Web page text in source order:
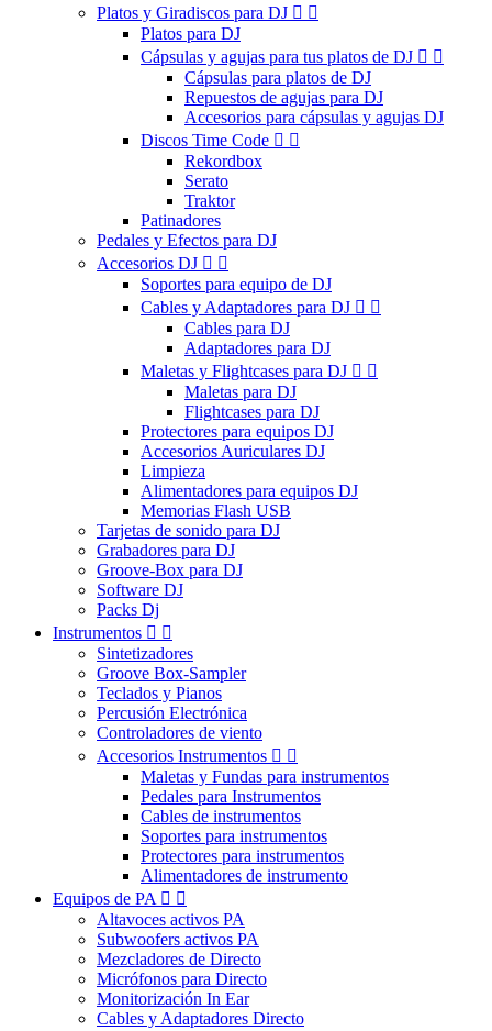
Platos y Giradiscos para DJ  
Platos para DJ
Cápsulas y agujas para tus platos de DJ  
Cápsulas para platos de DJ
Repuestos de agujas para DJ
Accesorios para cápsulas y agujas DJ
Discos Time Code  
Rekordbox
Serato
Traktor
Patinadores
Pedales y Efectos para DJ
Accesorios DJ  
Soportes para equipo de DJ
Cables y Adaptadores para DJ  
Cables para DJ
Adaptadores para DJ
Maletas y Flightcases para DJ  
Maletas para DJ
Flightcases para DJ
Protectores para equipos DJ
Accesorios Auriculares DJ
Limpieza
Alimentadores para equipos DJ
Memorias Flash USB
Tarjetas de sonido para DJ
Grabadores para DJ
Groove-Box para DJ
Software DJ
Packs Dj
Instrumentos  
Sintetizadores
Groove Box-Sampler
Teclados y Pianos
Percusión Electrónica
Controladores de viento
Accesorios Instrumentos  
Maletas y Fundas para instrumentos
Pedales para Instrumentos
Cables de instrumentos
Soportes para instrumentos
Protectores para instrumentos
Alimentadores de instrumento
Equipos de PA  
Altavoces activos PA
Subwoofers activos PA
Mezcladores de Directo
Micrófonos para Directo
Monitorización In Ear
Cables y Adaptadores Directo